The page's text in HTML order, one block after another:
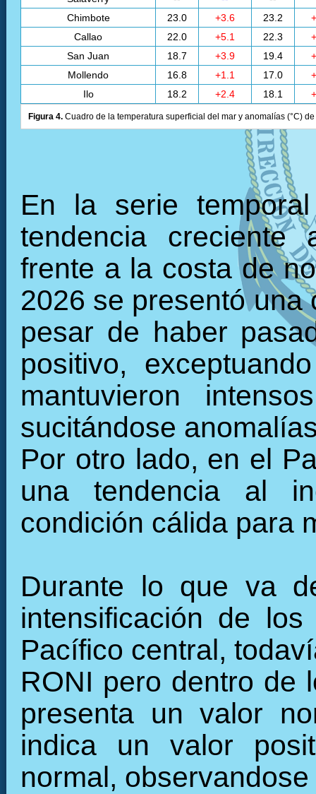
Chimbote
23.0 +3.6 23.2
Callao
22.0 +5.1 22.3
San Juan
18.7 +3.9 19.4
Mollendo
16.8 +1.1 17.0
Ilo
18.2 +2.4 18.1
Figura 4. Cuadro de la temperatura superficial del mar y anomalías (°C)
En la serie
tendencia creciente
frente a la costa de
2026 se presentó una
pesar de haber
positivo,
mantuvieron
sucitándose
Por otro lado, en el
una tendencia al
condición cálida para
Durante lo que va
intensificación de
Pacífico central,
RONI pero dentro de
presenta un valor
indica un valor
normal,